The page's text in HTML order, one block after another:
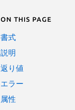
On this page
書式
説明
返り値
エラー
属性